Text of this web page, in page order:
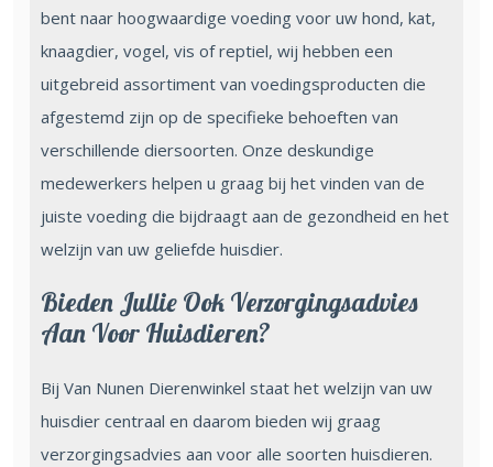
bent naar hoogwaardige voeding voor uw hond, kat,
knaagdier, vogel, vis of reptiel, wij hebben een
uitgebreid assortiment van voedingsproducten die
afgestemd zijn op de specifieke behoeften van
verschillende diersoorten. Onze deskundige
medewerkers helpen u graag bij het vinden van de
juiste voeding die bijdraagt aan de gezondheid en het
welzijn van uw geliefde huisdier.
Bieden Jullie Ook Verzorgingsadvies
Aan Voor Huisdieren?
Bij Van Nunen Dierenwinkel staat het welzijn van uw
huisdier centraal en daarom bieden wij graag
verzorgingsadvies aan voor alle soorten huisdieren.